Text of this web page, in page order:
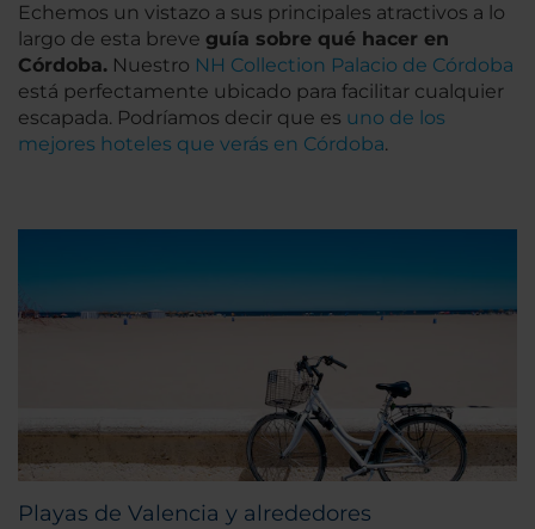
Echemos un vistazo a sus principales atractivos a lo
largo de esta breve guía sobre qué hacer en
Córdoba. Nuestro NH Collection Palacio de Córdoba
está perfectamente ubicado para facilitar cualquier
escapada. Podríamos decir que es uno de los
mejores hoteles que verás en Córdoba.
Playas de Valencia y alrededores